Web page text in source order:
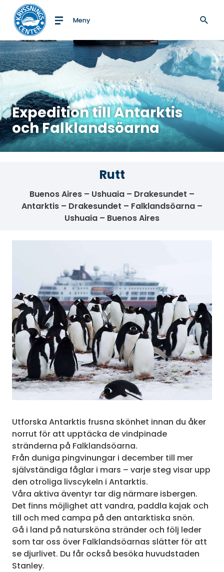
Till startsidan
Meny
Expedition till Antarktis
och Falklandsöarna
Rutt
Buenos Aires – Ushuaia – Drakesundet –
Antarktis – Drakesundet – Falklandsöarna –
Ushuaia – Buenos Aires
Utforska Antarktis frusna skönhet innan du åker
norrut för att upptäcka de vindpinade
stränderna på Falklandsöarna.
Från duniga pingvinungar i december till mer
självständiga fåglar i mars – varje steg visar upp
den otroliga livscykeln i Antarktis.
Våra aktiva äventyr tar dig närmare isbergen.
Det finns möjlighet att vandra, paddla kajak och
till och med campa på den antarktiska snön.
Gå i land på natursköna stränder och följ leder
som tar oss över Falklandsöarnas slätter för att
se djurlivet. Du får också besöka huvudstaden
Stanley.